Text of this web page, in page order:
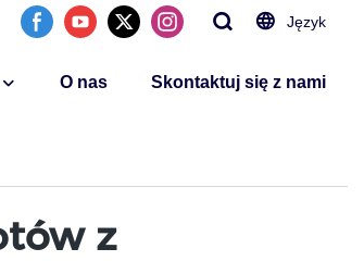
Język
O nas Skontaktuj się z nami
z